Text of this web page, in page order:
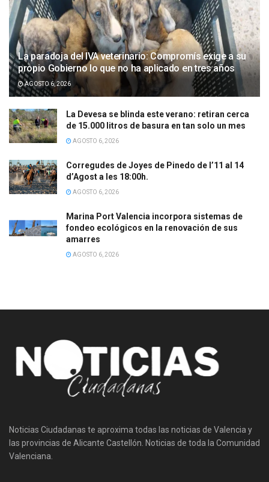
La paradoja del IVA veterinario: Compromís exige a su
propio Gobierno lo que no ha aplicado en tres años
AGOSTO 6, 2026
La Devesa se blinda este verano: retiran cerca
de 15.000 litros de basura en tan solo un mes
AGOSTO 6, 2026
Corregudes de Joyes de Pinedo de l’11 al 14
d’Agost a les 18:00h.
AGOSTO 6, 2026
Marina Port Valencia incorpora sistemas de
fondeo ecológicos en la renovación de sus
amarres
AGOSTO 6, 2026
Noticias Ciudadanas te aproxima todas las noticias de Valencia y
las provincias de Alicante Castellón. Noticias de toda la Comunidad
Valenciana.